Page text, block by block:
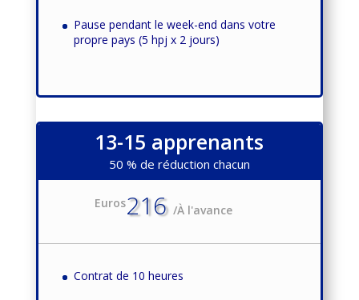
Pause pendant le week-end dans votre
propre pays (5 hpj x 2 jours)
13-15 apprenants
50 % de réduction chacun
Euros216/À l'avance
Contrat de 10 heures